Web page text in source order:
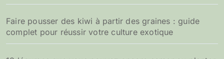
Faire pousser des kiwi à partir des graines : guide
complet pour réussir votre culture exotique